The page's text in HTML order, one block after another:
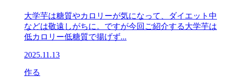
大学芋は糖質やカロリーが気になって、ダイエット中
などは敬遠しがちに。ですが今回ご紹介する大学芋は
低カロリー低糖質で揚げず...
2025.11.13
作る